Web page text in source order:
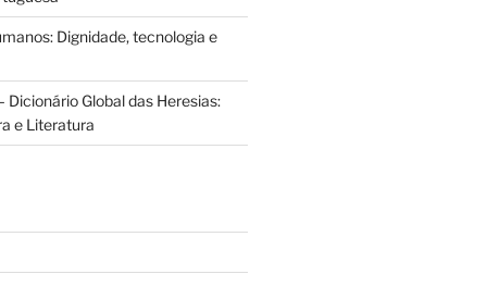
Dignidade, tecnologia e
Dicionário Global das Heresias:
e Literatura